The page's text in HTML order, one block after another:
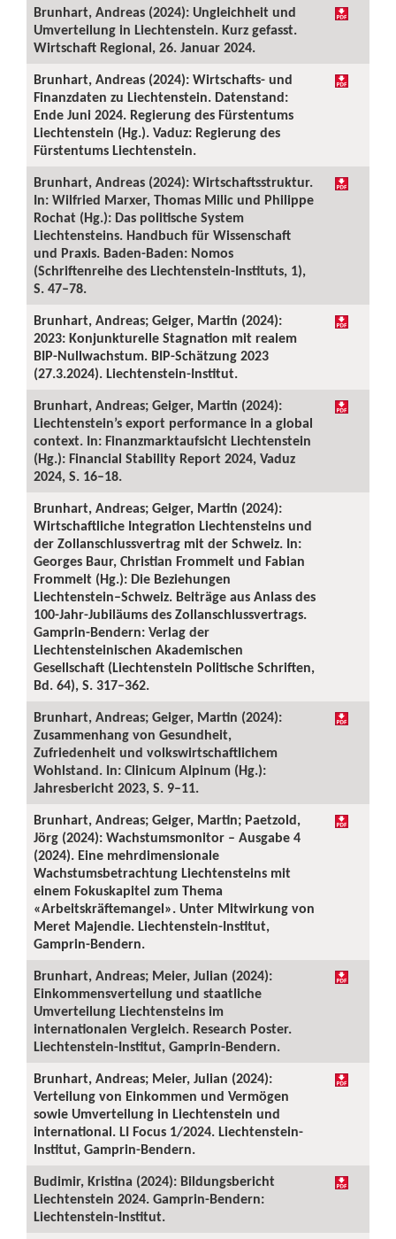
Brunhart, Andreas (2024): Ungleichheit und
Umverteilung in Liechtenstein. Kurz gefasst.
Wirtschaft Regional, 26. Januar 2024.
Brunhart, Andreas (2024): Wirtschafts- und
Finanzdaten zu Liechtenstein. Datenstand:
Ende Juni 2024. Regierung des Fürstentums
Liechtenstein (Hg.). Vaduz: Regierung des
Fürstentums Liechtenstein.
Brunhart, Andreas (2024): Wirtschaftsstruktur.
In: Wilfried Marxer, Thomas Milic und Philippe
Rochat (Hg.): Das politische System
Liechtensteins. Handbuch für Wissenschaft
und Praxis. Baden-Baden: Nomos
(Schriftenreihe des Liechtenstein-Instituts, 1),
S. 47–78.
Brunhart, Andreas; Geiger, Martin (2024):
2023: Konjunkturelle Stagnation mit realem
BIP-Nullwachstum. BIP-Schätzung 2023
(27.3.2024). Liechtenstein-Institut.
Brunhart, Andreas; Geiger, Martin (2024):
Liechtenstein’s export performance in a global
context. In: Finanzmarktaufsicht Liechtenstein
(Hg.): Financial Stability Report 2024, Vaduz
2024, S. 16–18.
Brunhart, Andreas; Geiger, Martin (2024):
Wirtschaftliche Integration Liechtensteins und
der Zollanschlussvertrag mit der Schweiz. In:
Georges Baur, Christian Frommelt und Fabian
Frommelt (Hg.): Die Beziehungen
Liechtenstein–Schweiz. Beiträge aus Anlass des
100-Jahr-Jubiläums des Zollanschlussvertrags.
Gamprin-Bendern: Verlag der
Liechtensteinischen Akademischen
Gesellschaft (Liechtenstein Politische Schriften,
Bd. 64), S. 317–362.
Brunhart, Andreas; Geiger, Martin (2024):
Zusammenhang von Gesundheit,
Zufriedenheit und volkswirtschaftlichem
Wohlstand. In: Clinicum Alpinum (Hg.):
Jahresbericht 2023, S. 9–11.
Brunhart, Andreas; Geiger, Martin; Paetzold,
Jörg (2024): Wachstumsmonitor – Ausgabe 4
(2024). Eine mehrdimensionale
Wachstumsbetrachtung Liechtensteins mit
einem Fokuskapitel zum Thema
«Arbeitskräftemangel». Unter Mitwirkung von
Meret Majendie. Liechtenstein-Institut,
Gamprin-Bendern.
Brunhart, Andreas; Meier, Julian (2024):
Einkommensverteilung und staatliche
Umverteilung Liechtensteins im
internationalen Vergleich. Research Poster.
Liechtenstein-Institut, Gamprin-Bendern.
Brunhart, Andreas; Meier, Julian (2024):
Verteilung von Einkommen und Vermögen
sowie Umverteilung in Liechtenstein und
international. LI Focus 1/2024. Liechtenstein-
Institut, Gamprin-Bendern.
Budimir, Kristina (2024): Bildungsbericht
Liechtenstein 2024. Gamprin-Bendern:
Liechtenstein-Institut.